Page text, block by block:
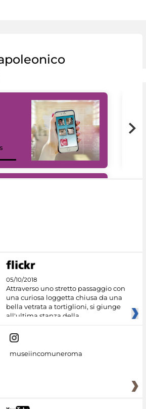
05/10/2018
Attraverso uno stretto passaggio con
una curiosa loggetta chiusa da una
bella vetrata a tortiglioni, si giunge
all'ultima stanza della
museiincomuneroma